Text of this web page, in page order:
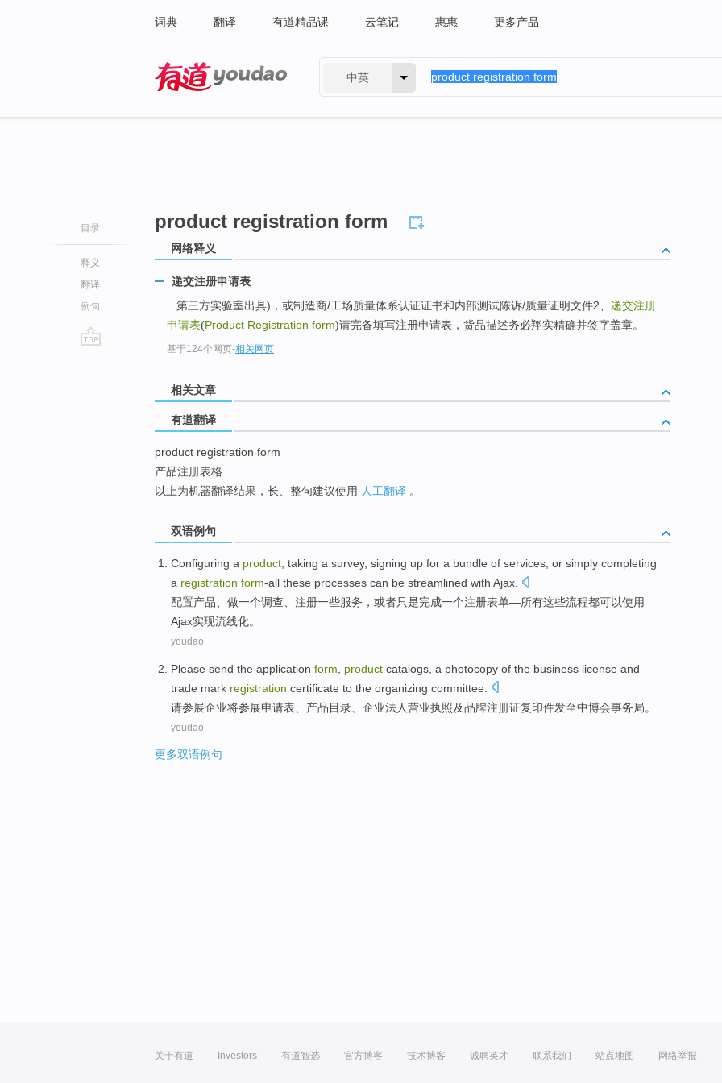
词典 翻译 有道精品课 云笔记 惠惠 更多产品
中英
目录
释义
翻译
例句
product registration form
网络释义
递交注册申请表
...第三方实验室出具)，或制造商/工场质量体系认证证书和内部测试陈诉/质量证明文件2、 递交注册
申请表(Product Registration form)请完备填写注册申请表，货品描述务必翔实精确并签字盖章。
基于124个网页-相关网页
相关文章
有道翻译
product registration form
产品注册表格
以上为机器翻译结果，长、整句建议使用 人工翻译 。
双语例句
Configuring a product taking a survey, signing up for a bundle of services or simply completing
a registration form-all these processes can be streamlined with Ajax
配置产品 做一个调查 注册一些服务 ， 或者只是完成一个注册表单—所有这些流程都可以使用
Ajax实现流线化。
youdao
Please send the application form product catalogs a photocopy of the business license and
trade mark registration certificate to the organizing committee.
请参展企业将参展申请表 产品目录 企业法人营业执照及品牌注册证复印件发至中博会事务局。
youdao
更多双语例句
关于有道 Investors 有道智选 官方博客 技术博客 诚聘英才 联系我们 站点地图 网络举报